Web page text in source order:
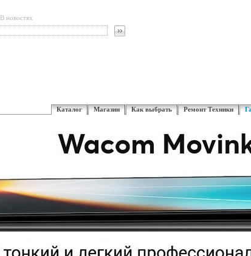
В новостях
Каталог Магазин Как выбрать Ремонт Техники